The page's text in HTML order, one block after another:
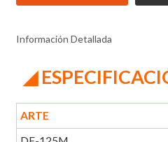
Información Detallada
◢
ARTE